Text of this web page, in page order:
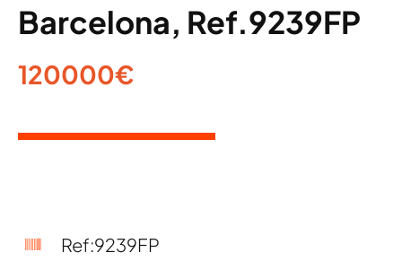
Barcelona, Ref.9239FP
120000€
Ref:9239FP